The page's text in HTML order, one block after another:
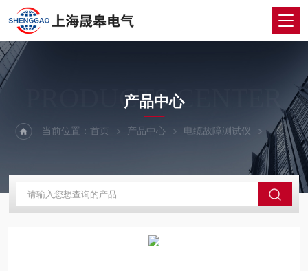
PRODUCTS CENTER
产品中心
当前位置：首页 产品中心 电缆故障测试仪 电缆故